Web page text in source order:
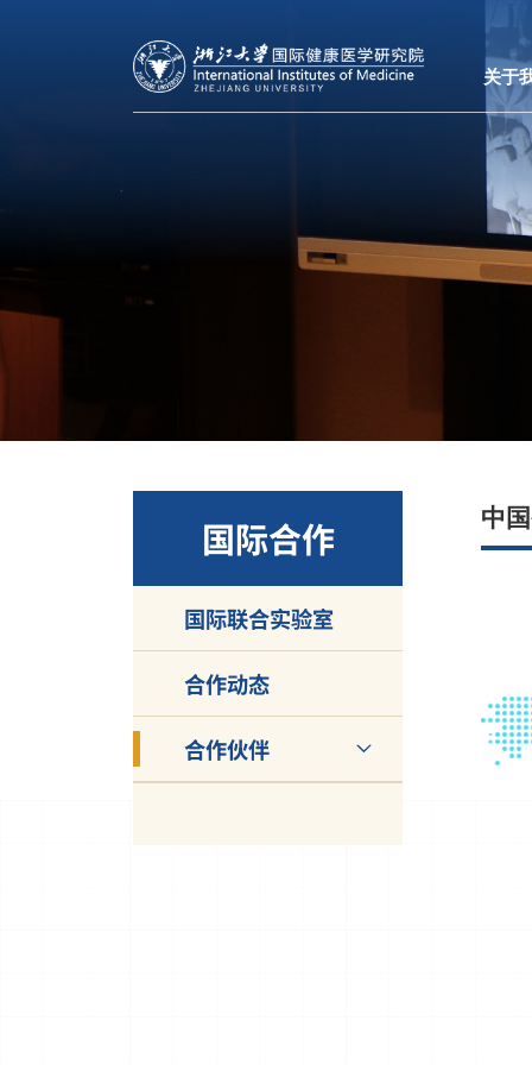
关于
国际合作
国际联合实验室
合作动态
合作伙伴
中